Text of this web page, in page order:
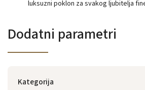
luksuzni poklon za svakog ljubitelja
Dodatni parametri
Kategorija